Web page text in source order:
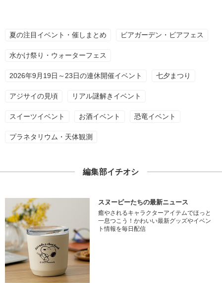
夏の注目イベント・催しまとめ ビアガーデン・ビアフェス
水かけ祭り・ウォーターフェス
2026年9月19日～23日の連休開催イベント 七夕まつり
アジサイの見頃 リアル謎解きイベント
スイーツイベント お酒イベント 恐竜イベント
プラネタリウム・天体観測
編集部イチオシ
スヌーピーたちの最新ニュース
癒やされるキャラクターアイテムでほっと
一息つこう！かわいい最新グッズやイベン
ト情報を毎日配信